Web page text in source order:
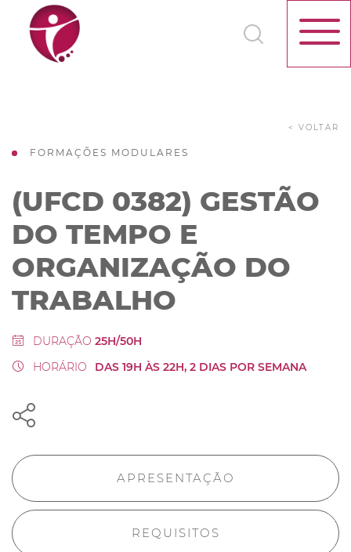
FORMAÇÕES MODULARES
< VOLTAR
(UFCD 0382) GESTÃO
DO TEMPO E
ORGANIZAÇÃO DO
TRABALHO
DURAÇÃO 25H/50H
HORÁRIO
DAS 19H ÀS 22H, 2 DIAS POR SEMANA
APRESENTAÇÃO
REQUISITOS